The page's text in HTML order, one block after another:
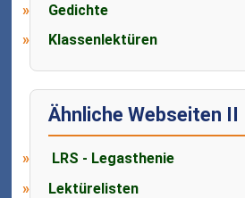
Gedichte
Klassenlektüren
Ähnliche Webseiten II
LRS - Legasthenie
Lektürelisten